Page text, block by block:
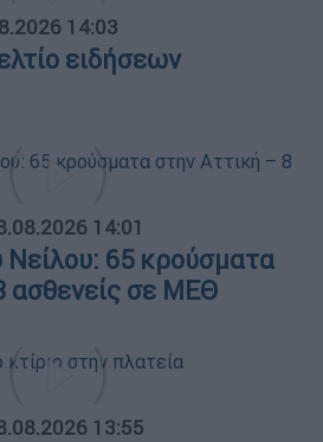
14:03
ειδήσεων
14:01
Νείλου: 65 κρούσματα
ασθενείς σε ΜΕΘ
13:55